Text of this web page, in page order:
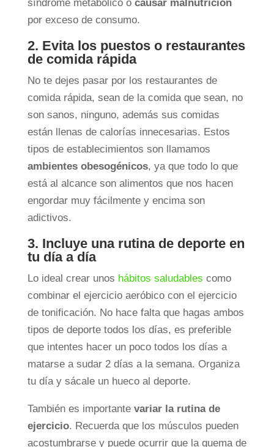
síndrome metabólico o causar malnutrición
por exceso de consumo.
2. Evita los puestos o restaurantes
de comida rápida
No te dejes pasar por los restaurantes de
comida rápida, sean de la comida que sean, no
son sanos, ninguno, además sus comidas
están llenas de calorías innecesarias. Estos
tipos de establecimientos son llamamos
ambientes obesogénicos, ya que todo lo que
está al alcance son alimentos que nos hacen
engordar muy fácilmente y encima son
adictivos.
3. Incluye una rutina de deporte en
tu día a día
Lo ideal crear unos hábitos saludables como
combinar el ejercicio aeróbico con el ejercicio
de tonificación. No hace falta que hagas ambos
tipos de deporte todos los días, es preferible
que intentes hacer un poco todos los días a
matarse a sudar 2 días a la semana. Organiza
tu día y sácale un hueco al deporte.
También es importante variar la rutina de
ejercicio. Recuerda que los músculos pueden
acostumbrarse y puede ocurrir que la quema de